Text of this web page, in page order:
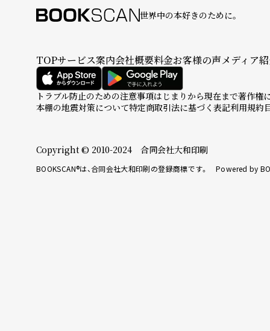
世界中の本好きのために。
TOPサービス案内会社概要料金お客様の声メディア
トラブル防止のための注意事項はじまりから現在まで著作権
本棚の地震対策について特定商取引法に基づく表記利用規約
Copyright © 2010-2024 合同会社大和印刷
BOOKSCAN®は、合同会社大和印刷の登録商標です。 Powered by